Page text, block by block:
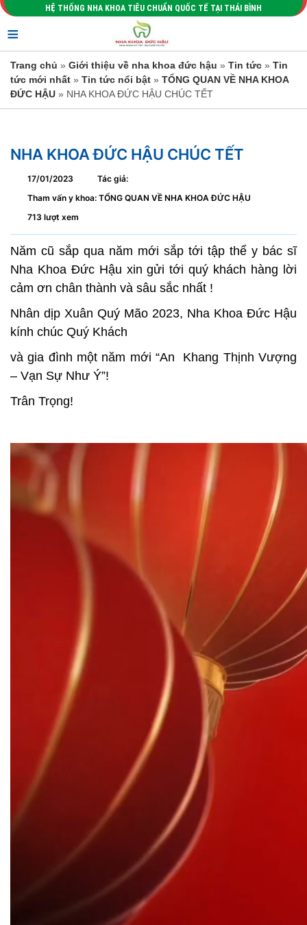
HỆ THỐNG NHA KHOA TIÊU CHUẨN QUỐC TẾ TẠI THÁI BÌNH
≡
Trang chủ » Giới thiệu về nha khoa đức hậu » Tin tức » Tin
tức mới nhất » Tin tức nổi bật » TỔNG QUAN VỀ NHA KHOA
ĐỨC HẬU » NHA KHOA ĐỨC HẬU CHÚC TẾT
NHA KHOA ĐỨC HẬU CHÚC TẾT
17/01/2023
Tác giả:
Tham vấn y khoa: TỔNG QUAN VỀ NHA KHOA ĐỨC HẬU
713 lượt xem
Năm cũ sắp qua năm mới sắp tới tập thể y bác sĩ
Nha Khoa Đức Hậu xin gửi tới quý khách hàng lời
cảm ơn chân thành và sâu sắc nhất !
Nhân dịp Xuân Quý Mão 2023, Nha Khoa Đức Hậu
kính chúc Quý Khách
và gia đình một năm mới “An Khang Thịnh Vượng
– Vạn Sự Như Ý”!
Trân Trọng!